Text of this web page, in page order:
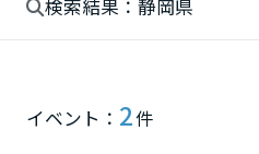
商品ラインアップ
テクノロジー（住まいの性能）
個人のお客さま
まちづくり
検索結果：静岡県
イベント： 2件
東北